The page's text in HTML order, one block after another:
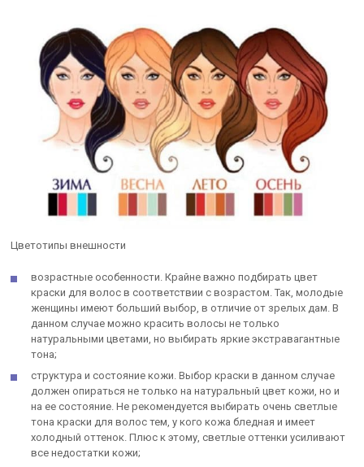
Цветотипы внешности
возрастные особенности. Крайне важно подбирать цвет
краски для волос в соответствии с возрастом. Так, молодые
женщины имеют больший выбор, в отличие от зрелых дам. В
данном случае можно красить волосы не только
натуральными цветами, но выбирать яркие экстравагантные
тона;
структура и состояние кожи. Выбор краски в данном случае
должен опираться не только на натуральный цвет кожи, но и
на ее состояние. Не рекомендуется выбирать очень светлые
тона краски для волос тем, у кого кожа бледная и имеет
холодный оттенок. Плюс к этому, светлые оттенки усиливают
все недостатки кожи;